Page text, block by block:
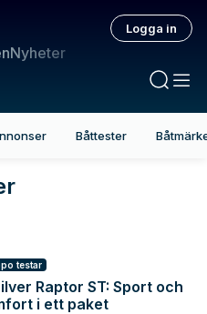
Nyheter
Logga in
Båttester
testar
Raptor ST: Sport och
i ett paket